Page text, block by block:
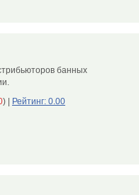
банных
) Рейтинг: 0.00